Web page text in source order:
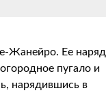
Жанейро. Ее наряд
пугало и
нарядившись в